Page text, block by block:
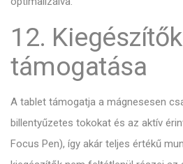
12. Kiegészítők
támogatása
A tablet támogatja a mágnesesen
billentyűzetes tokokat és az aktív
Focus Pen), így akár teljes értékű